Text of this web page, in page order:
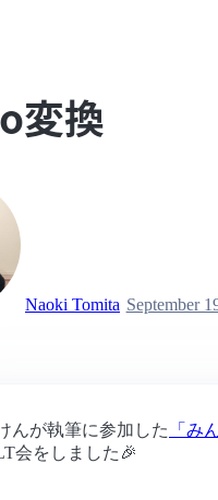
変換
Naoki Tomita September
んが執筆に参加した 「み
会をしました🎉